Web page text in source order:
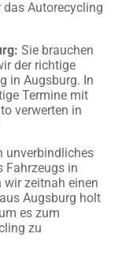
Autorecycling
Sie brauchen
der richtige
in Augsburg. In
Termine mit
verwerten in
unverbindliches
Fahrzeugs in
wir zeitnah einen
Augsburg holt
es zum
zu